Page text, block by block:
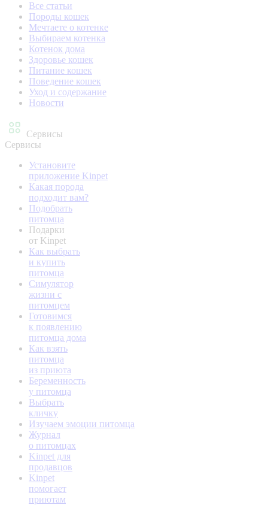
Все статьи
Породы кошек
Мечтаете о котенке
Выбираем котенка
Котенок дома
Здоровье кошек
Питание кошек
Поведение кошек
Уход и содержание
Новости
Сервисы
Сервисы
Установите
приложение Kinpet
Какая порода
подходит вам?
Подобрать
питомца
Подарки
от Kinpet
Как выбрать
и купить
питомца
Симулятор
жизни с
питомцем
Готовимся
к появлению
питомца дома
Как взять
питомца
из приюта
Беременность
у питомца
Выбрать
кличку
Изучаем эмоции питомца
Журнал
о питомцах
Kinpet для
продавцов
Kinpet
помогает
приютам